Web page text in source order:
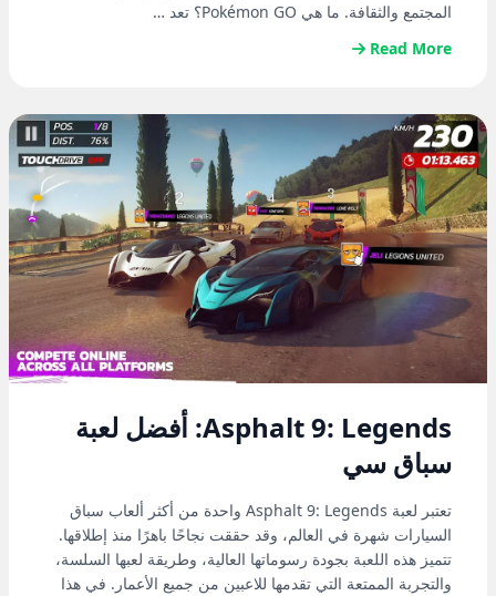
المجتمع والثقافة. ما هي Pokémon GO؟ تعد …
Read More
Asphalt 9: Legends: أفضل لعبة
سباق سي
تعتبر لعبة Asphalt 9: Legends واحدة من أكثر ألعاب سباق
السيارات شهرة في العالم، وقد حققت نجاحًا باهرًا منذ إطلاقها.
تتميز هذه اللعبة بجودة رسوماتها العالية، وطريقة لعبها السلسة،
والتجربة الممتعة التي تقدمها للاعبين من جميع الأعمار. في هذا